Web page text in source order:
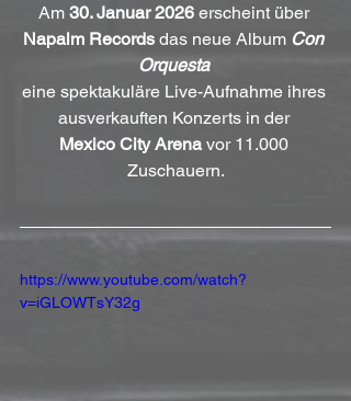
Am 30. Januar 2026 erscheint über
Napalm Records das neue Album Con
Orquesta
eine spektakuläre Live-Aufnahme ihres
ausverkauften Konzerts in der
Mexico City Arena vor 11.000
Zuschauern.
https://www.youtube.com/watch?
v=iGLOWTsY32g